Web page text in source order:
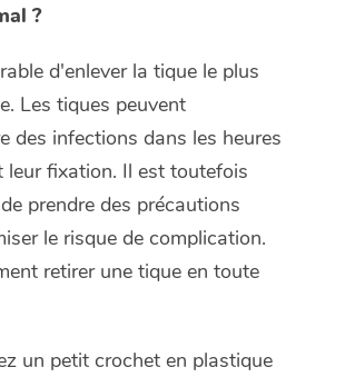
?
d'enlever la tique le plus
Les tiques peuvent
des infections dans les heures
leur fixation. Il est toutefois
prendre des précautions
le risque de complication.
retirer une tique en toute
un petit crochet en plastique